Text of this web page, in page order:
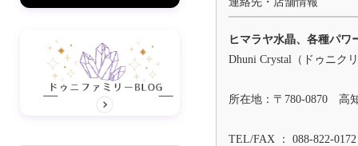
ヒマラヤ水晶、各種パ
Dhuni Crystal（ドゥニク
所在地：〒780-0870 高
TEL/FAX ： 088-822-0172